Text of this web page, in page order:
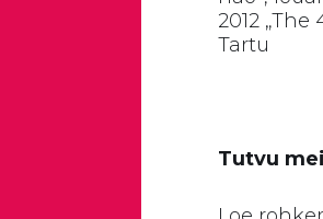
2012
Tartu
Tutvu